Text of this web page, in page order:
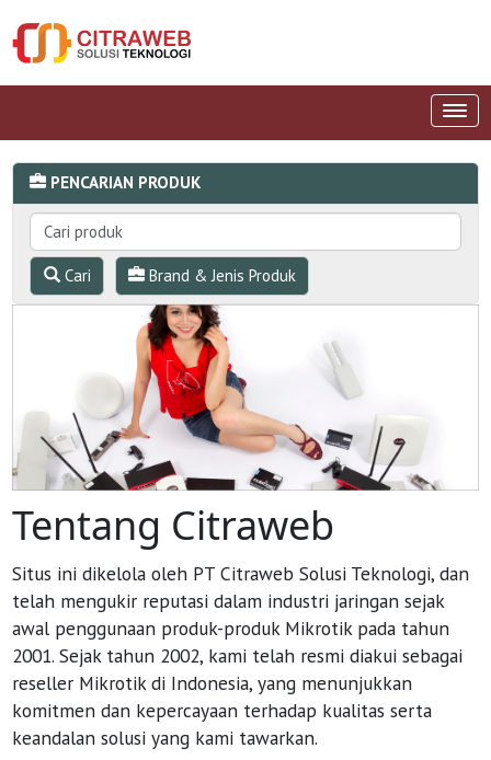
PENCARIAN PRODUK
Cari Brand & Jenis Produk
Tentang Citraweb
Situs ini dikelola oleh PT Citraweb Solusi Teknologi, dan
telah mengukir reputasi dalam industri jaringan sejak
awal penggunaan produk-produk Mikrotik pada tahun
2001. Sejak tahun 2002, kami telah resmi diakui sebagai
reseller Mikrotik di Indonesia, yang menunjukkan
komitmen dan kepercayaan terhadap kualitas serta
keandalan solusi yang kami tawarkan.